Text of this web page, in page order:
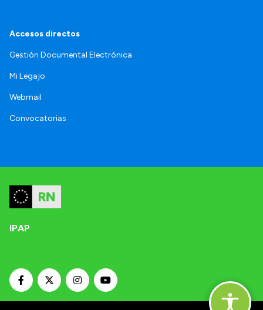
Accesos directos
Gestión Documental Electrónica
Mi Legajo
Webmail
Convocatorias
IPAP